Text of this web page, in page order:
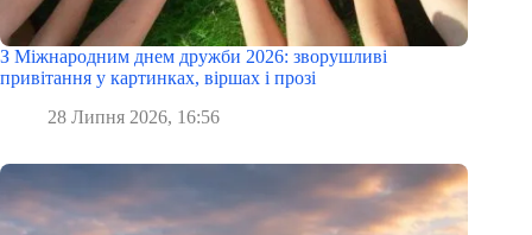
З Міжнародним днем дружби 2026: зворушливі
привітання у картинках, віршах і прозі
28 Липня 2026, 16:56